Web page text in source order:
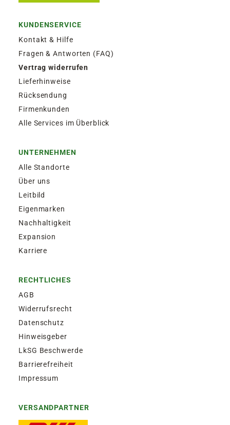
KUNDENSERVICE
Kontakt & Hilfe
Fragen & Antworten (FAQ)
Vertrag widerrufen
Lieferhinweise
Rücksendung
Firmenkunden
Alle Services im Überblick
UNTERNEHMEN
Alle Standorte
Über uns
Leitbild
Eigenmarken
Nachhaltigkeit
Expansion
Karriere
RECHTLICHES
AGB
Widerrufsrecht
Datenschutz
Hinweisgeber
LkSG Beschwerde
Barrierefreiheit
Impressum
VERSANDPARTNER